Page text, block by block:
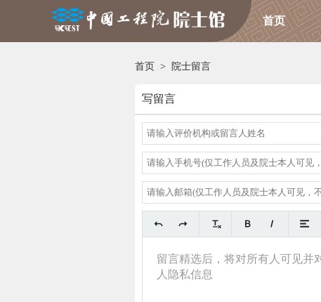
首页
首页 > 院士留言
写留言